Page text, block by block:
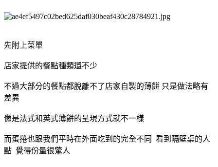
先附上菜單
店家提供的餐點種類還不少
不過大部分的餐點都脫離不了店家自製的薄餅 只是做法略有
差異
像是法式和英式薄餅的呈現方式就不一樣
而蛋捲也跟我們平時在外面吃到的完全不同 看到隔壁桌的人
點 覺得份量很驚人